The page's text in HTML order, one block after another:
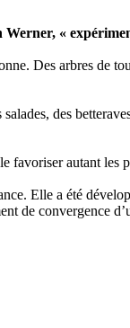
Werner, «
Des arbres de
des
favoriser autant les
Elle a été
de convergence